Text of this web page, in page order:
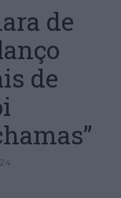
de
de